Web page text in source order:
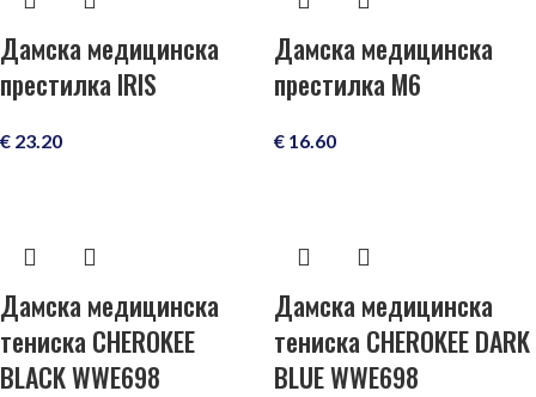
Дамска медицинска
престилка IRIS
€ 23.20
Дамска медицинска
престилка M6
€ 16.60
Дамска медицинска
тениска CHEROKEE
BLACK WWE698
Дамска медицинска
тениска CHEROKEE DARK
BLUE WWE698